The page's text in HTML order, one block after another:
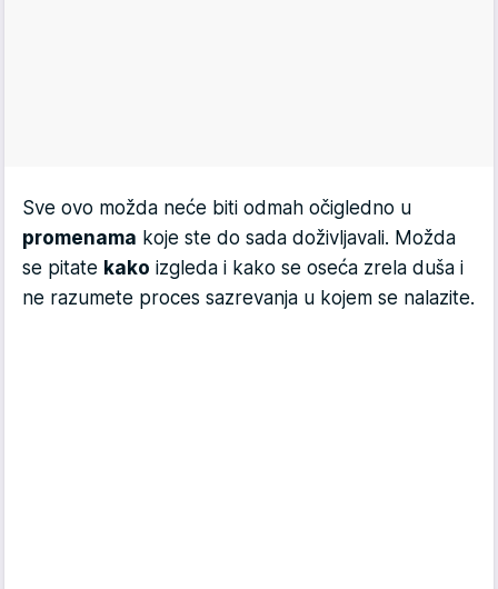
Sve ovo možda neće biti odmah očigledno u
promenama koje ste do sada doživljavali. Možda
se pitate kako izgleda i kako se oseća zrela duša i
ne razumete proces sazrevanja u kojem se nalazite.